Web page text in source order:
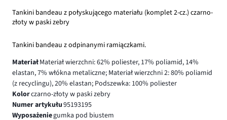
Tankini bandeau z połyskującego materiału (komplet 2-cz.) czarno-
złoty w paski zebry
Tankini bandeau z odpinanymi ramiączkami.
MateriałMateriał wierzchni: 62% poliester, 17% poliamid, 14%
elastan, 7% włókna metaliczne; Materiał wierzchni 2: 80% poliamid
(z recyclingu), 20% elastan; Podszewka: 100% poliester
Kolorczarno-złoty w paski zebry
Numer artykułu95193195
Wyposażeniegumka pod biustem